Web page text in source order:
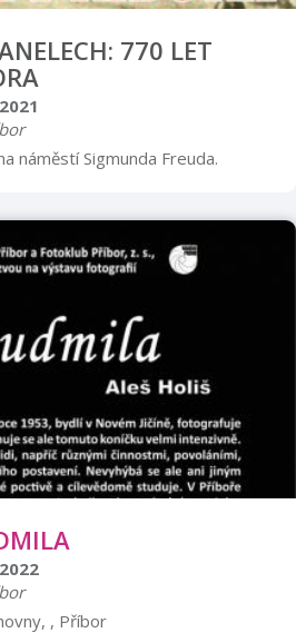
770 LET
náměstí Sigmunda Freuda.
, Příbor